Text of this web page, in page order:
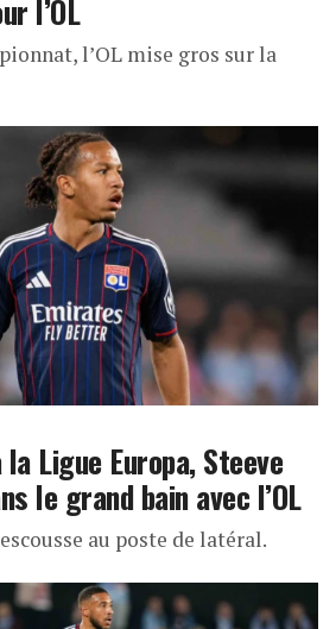
l’OL
l’OL mise gros sur la
Ligue Europa, Steeve
le grand bain avec l’OL
au poste de latéral.